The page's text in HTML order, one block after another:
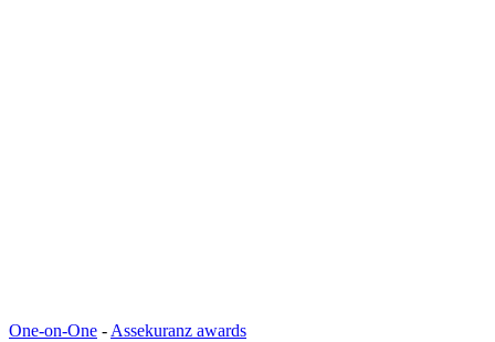
One-on-One -Assekuranz awards